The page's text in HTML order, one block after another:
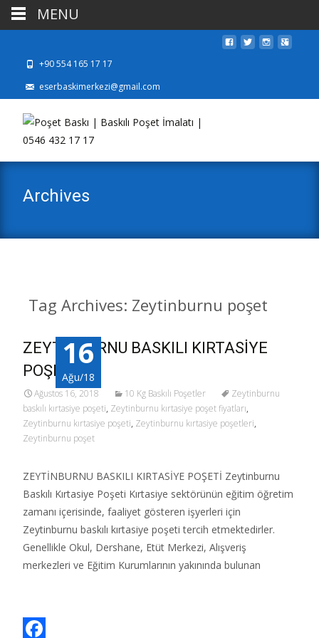
+90 554 165 17 17
eserbaskimerkezi@gmail.com
Archives
Tag Archives: Zeytinburnu poşet
16
Ağu/18
ZEYTİNBURNU BASKILI KIRTASİYE
POŞETİ
Ağustos 16, 2018 10 Kg Baskılı Poşetler
Zeytinburnu
baskılı kırtasiye poşeti, Zeytinburnu kırtasiye poşet fiyatları,
Zeytinburnu kırtasiye poşeti, Zeytinburnu kırtasiye poşetleri,
Zeytinburnu poşet
ZEYTİNBURNU BASKILI KIRTASİYE POŞETİ Zeytinburnu
Baskılı Kırtasiye Poşeti Kırtasiye sektörünün eğitim öğretim
zamanı içerisinde, faaliyet gösteren işyerleri için
Zeytinburnu baskılı kırtasiye poşeti tercih etmektedirler.
Genellikle Okul, Dershane, Etüt Merkezi, Alışveriş
merkezleri ve Eğitim Kurumlarının yakınında bulunan
MENU